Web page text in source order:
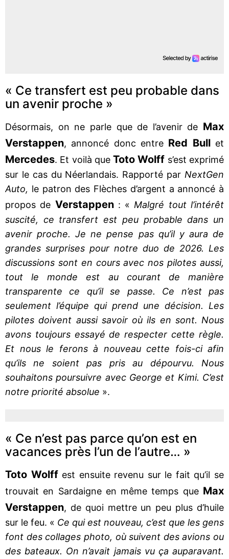
« Ce transfert est peu probable dans
un avenir proche »
Désormais, on ne parle que de l’avenir de Max
Verstappen, annoncé donc entre Red Bullet
Mercedes. Et voilà queToto Wolff s’est exprimé
sur le cas du Néerlandais. Rapporté par NextGen
Auto, le patron des Flèches d’argent a annoncé à
propos de Verstappen: « Malgré tout l’intérêt
suscité, ce transfert est peu probable dans un
avenir proche. Je ne pense pas qu’il y aura de
grandes surprises pour notre duo de 2026. Les
discussions sont en cours avec nos pilotes aussi,
tout le monde est au courant de manière
transparente ce qu’il se passe. Ce n’est pas
seulement l’équipe qui prend une décision. Les
pilotes doivent aussi savoir où ils en sont. Nous
avons toujours essayé de respecter cette règle.
Et nous le ferons à nouveau cette fois-ci afin
qu’ils ne soient pas pris au dépourvu. Nous
souhaitons poursuivre avec George et Kimi. C’est
notre priorité absolue ».
« Ce n’est pas parce qu’on est en
vacances près l’un de l’autre… »
Toto Wolffest ensuite revenu sur le fait qu’il se
trouvait en Sardaigne en même temps que Max
Verstappen, de quoi mettre un peu plus d’huile
sur le feu. « Ce qui est nouveau, c’est que les gens
font des collages photo, où suivent des avions ou
des bateaux. On n’avait jamais vu ça auparavant.